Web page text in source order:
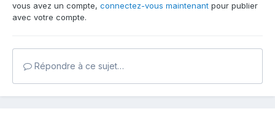
vous avez un compte, connectez-vous maintenant pour publier
avec votre compte.
Répondre à ce sujet…